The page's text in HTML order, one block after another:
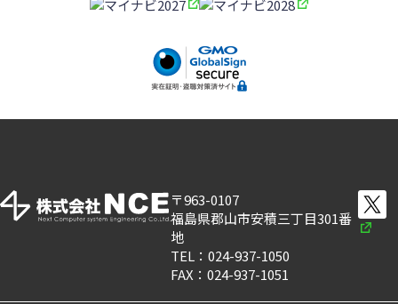
〒963-0107
福島県郡山市安積三丁目301番
地
TEL：024-937-1050
FAX：024-937-1051